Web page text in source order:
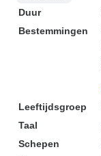
Duur
Bestemmingen
Leeftijdsgroep
Taal
Schepen